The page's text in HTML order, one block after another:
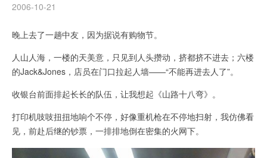
2006-10-21
晚上去了一趟中友，因为据说有购物节。
人山人海，一楼的天美意，只见到人头攒动，挤都挤不进去；六楼
的Jack&Jones，店员在门口拉起人墙——“不能再进去人了”。
收银台前面排起长长的队伍，让我想起《山路十八弯》。
打印机吱吱扭扭地响个不停，好像重机枪在不停地扫射，我仿佛看
见，前赴后继的钞票，一排排地倒在密集的火网下。